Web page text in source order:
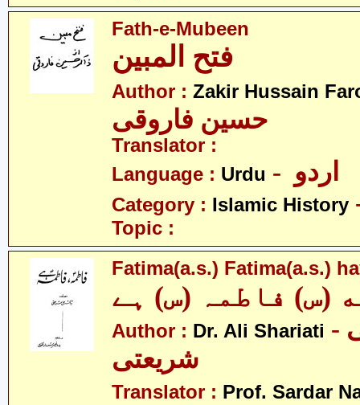
Fath-e-Mubeen
فتح المبین
Author : Zakir Hussain
حسین فاروقی
Translator :
Language : Urdu
Category : Islamic History
Topic :
Fatima(a.s.) Fatima(a.s.)
(س) فاطمہ (س) ہے
Author : Dr. Ali Shariati - ڈاکٹر علی
شریعتی
Translator : Prof. Sardar